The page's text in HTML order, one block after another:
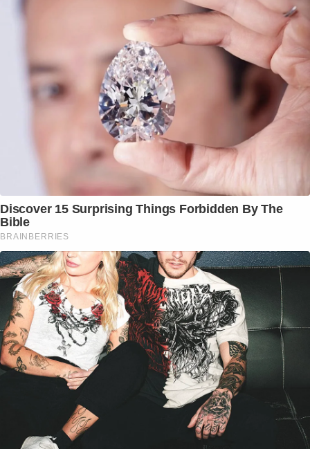
Discover 15 Surprising Things Forbidden By The
Bible
BRAINBERRIES